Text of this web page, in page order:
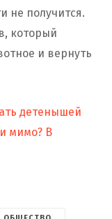
не получится.
который
и вернуть
детенышей
мимо? В